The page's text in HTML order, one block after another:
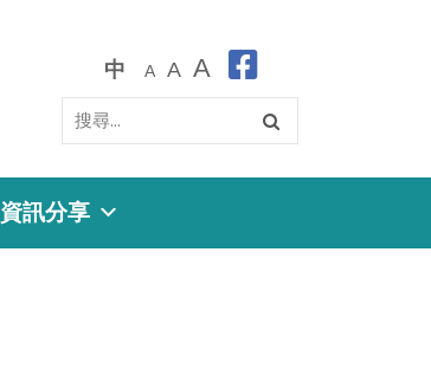
中 A A A
資訊分享